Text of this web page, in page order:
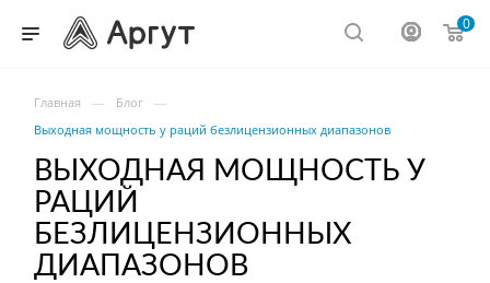
0
Главная — Блог —
Выходная мощность у раций безлицензионных диапазонов
ВЫХОДНАЯ МОЩНОСТЬ У
РАЦИЙ
БЕЗЛИЦЕНЗИОННЫХ
ДИАПАЗОНОВ